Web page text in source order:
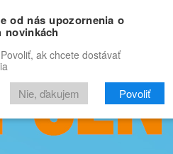
Docu
od nás upozornenia o
novinkách
ak chcete dostávať
Nie, ďakujem Povoliť